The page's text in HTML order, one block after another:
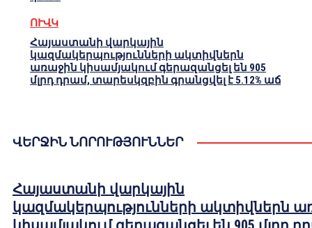
ՈՒՎԿ
Հայաստանի վարկային
կազմակերպությունների ակտիվներն
առաջին կիսամյակում գերազանցել են 905
մլրդ դրամ, տարեսկզբին գրանցվել է 5.12% աճ
ՎԵՐՋԻՆ ՆՈՐՈՒԹՅՈՒՆՆԵՐ
Հայաստանի վարկային
կազմակերպությունների ակտիվներն